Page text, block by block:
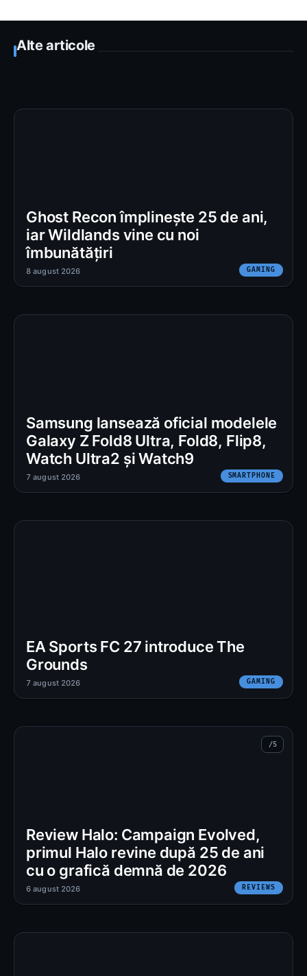
Alte articole
Ghost Recon împlinește 25 de ani,
iar Wildlands vine cu noi
îmbunătățiri
GAMING
8 august 2026
Samsung lansează oficial modelele
Galaxy Z Fold8 Ultra, Fold8, Flip8,
Watch Ultra2 și Watch9
SMARTPHONE
7 august 2026
EA Sports FC 27 introduce The
Grounds
GAMING
7 august 2026
Review Halo: Campaign Evolved,
primul Halo revine după 25 de ani
cu o grafică demnă de 2026
REVIEWS
6 august 2026